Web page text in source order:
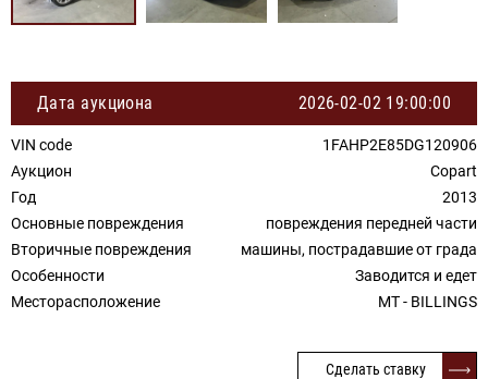
Дата аукциона 2026-02-02 19:00:00
VIN code
1FAHP2E85DG120906
Аукцион
Copart
Год
2013
Основные повреждения
повреждения передней части
Вторичные повреждения
машины, пострадавшие от града
Особенности
Заводится и едет
Месторасположение
MT - BILLINGS
Сделать ставку